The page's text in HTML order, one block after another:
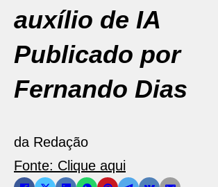
auxílio de IA
Publicado por
Fernando Dias
da Redação
Fonte: Clique aqui